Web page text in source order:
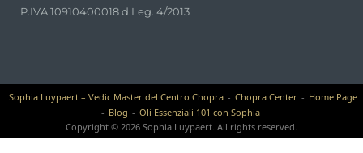
P.IVA 10910400018 d.Leg. 4/2013
Sophia Luypaert – Vedic Master del Centro Chopra Chopra Center
Home Page
Blog
Oli Essenziali 101 con Sophia
Copyright © 2026 Sophia Luypaert. All rights reserved.